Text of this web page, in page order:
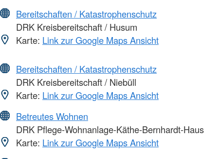
Bereitschaften / Katastrophenschutz
DRK Kreisbereitschaft / Husum
Karte: Link zur Google Maps Ansicht
Bereitschaften / Katastrophenschutz
DRK Kreisbereitschaft / Niebüll
Karte: Link zur Google Maps Ansicht
Betreutes Wohnen
DRK Pflege-Wohnanlage-Käthe-Bernhardt-Haus
Karte: Link zur Google Maps Ansicht